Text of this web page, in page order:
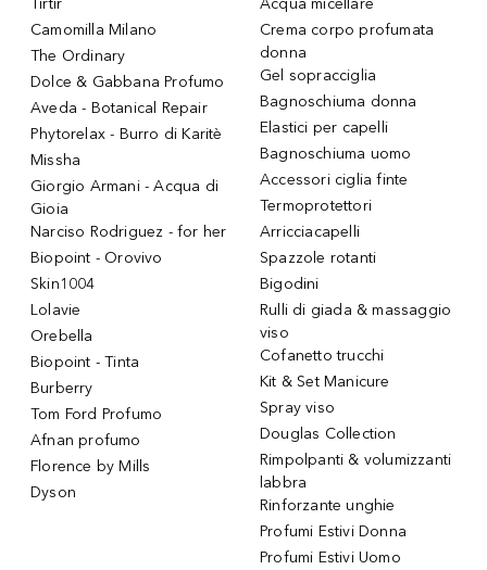
Tirtir
Camomilla Milano
The Ordinary
Dolce & Gabbana Profumo
Aveda - Botanical Repair
Phytorelax - Burro di Karitè
Missha
Giorgio Armani - Acqua di
Gioia
Narciso Rodriguez - for her
Biopoint - Orovivo
Skin1004
Lolavie
Orebella
Biopoint - Tinta
Burberry
Tom Ford Profumo
Afnan profumo
Florence by Mills
Dyson
Acqua micellare
Crema corpo profumata
donna
Gel sopracciglia
Bagnoschiuma donna
Elastici per capelli
Bagnoschiuma uomo
Accessori ciglia finte
Termoprotettori
Arricciacapelli
Spazzole rotanti
Bigodini
Rulli di giada & massaggio
viso
Cofanetto trucchi
Kit & Set Manicure
Spray viso
Douglas Collection
Rimpolpanti & volumizzanti
labbra
Rinforzante unghie
Profumi Estivi Donna
Profumi Estivi Uomo